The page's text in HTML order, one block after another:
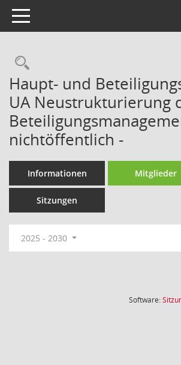
Toggle navigation
Rechercheauswahl
Haupt- und
UA Neustrukturierung
nichtöffentlich -
Informationen Mitglieder
Sitzungen
2025 - 2030
Software: